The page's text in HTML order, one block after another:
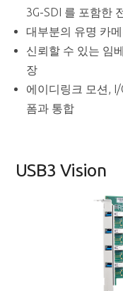
3G-SDI 를 포함한
대부분의 유명 카
신뢰할 수 있는 임
장
에이디링크 모션,
폼과 통합
USB3 Vision